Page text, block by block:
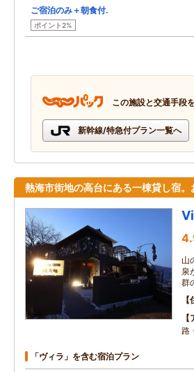
ご宿泊のみ＋朝食付.
ポイント2%
この施設と交通手段
新幹線/特急付プラン一覧へ
熱海市街地の高台にある一棟貸し宿
山
泉
群
路
「ヴィラ」を含む宿泊プラン